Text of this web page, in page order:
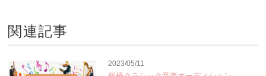
関連記事
2023/05/11